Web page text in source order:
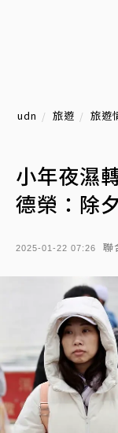
udn 旅遊 旅遊
小年夜濕
德榮：除
2025-01-22 07:26 聯